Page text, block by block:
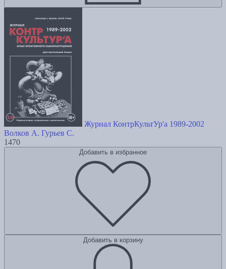
Журнал КонтрКультУр'а 1989-2002
Волков А. Гурьев С.
1470
Добавить в избранное
Добавить в корзину